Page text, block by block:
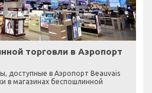
торговли в Аэропорт
доступные в Аэропорт Beauvais
в магазинах беспошлинной